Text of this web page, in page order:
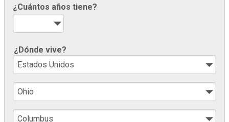
¿Cuántos años tiene?
¿Dónde vive?